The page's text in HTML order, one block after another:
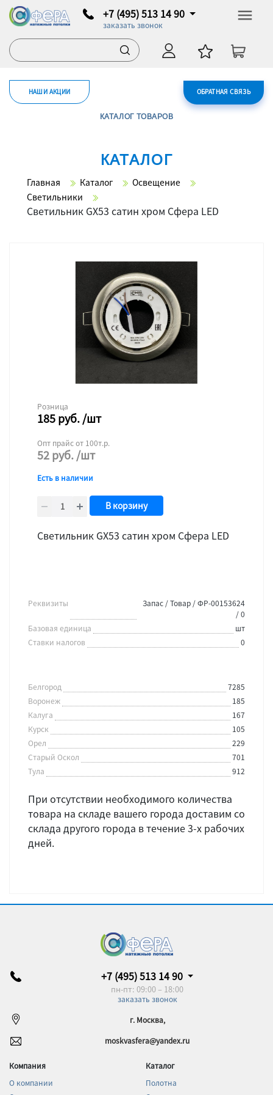
+7 (495) 513 14 90
заказать звонок
ОБРАТНАЯ СВЯЗЬ
НАШИ АКЦИИ
КАТАЛОГ ТОВАРОВ
КАТАЛОГ
Главная Каталог
Освещение
Светильники
Светильник GX53 сатин хром Сфера LED
Розница
185руб./шт
Опт прайс от 100т.р.
52руб./шт
Есть в наличии
В корзину
Светильник GX53 сатин хром Сфера LED
Реквизиты
Запас / Товар / ФР-00153624
/ 0
Базовая единица
шт
Ставки налогов
0
Белгород
7285
Воронеж
185
Калуга
167
Курск
105
Орел
229
Старый Оскол
701
Тула
912
При отсутствии необходимого количества
товара на складе вашего города доставим со
склада другого города в течение 3-х рабочих
дней.
+7 (495) 513 14 90
пн-пт: 09:00 – 18:00
заказать звонок
г. Москва,
moskvasfera@yandex.ru
Компания
О компании
Каталог
Полотна